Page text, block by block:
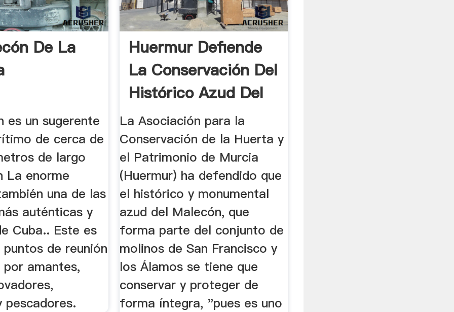
De La
es un sugerente
de cerca de
de largo
La enorme
una de las
auténticas y
Cuba.. Este es
de reunión
amantes,
Huermur Defiende
La Conservación Del
Histórico Azud Del
...
La Asociación para la
Conservación de la Huerta y
el Patrimonio de Murcia
(Huermur) ha defendido que
el histórico y monumental
azud del Malecón, que
forma parte del conjunto de
molinos de San Francisco y
los Álamos se tiene que
conservar y proteger de
forma íntegra, "pues es uno